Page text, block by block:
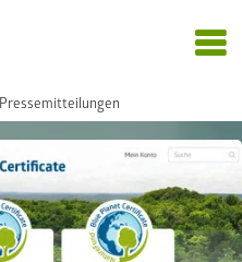
Pressemitteilungen